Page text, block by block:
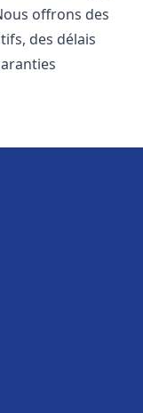
offrons des
des délais